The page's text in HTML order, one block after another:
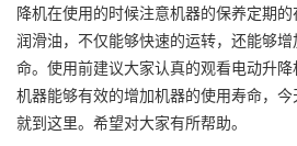
降机在使用的时候注意机器的保养定期
润滑油，不仅能够快速的运转，还能够
命。使用前建议大家认真的观看电动升
机器能够有效的增加机器的使用寿命，
就到这里。希望对大家有所帮助。